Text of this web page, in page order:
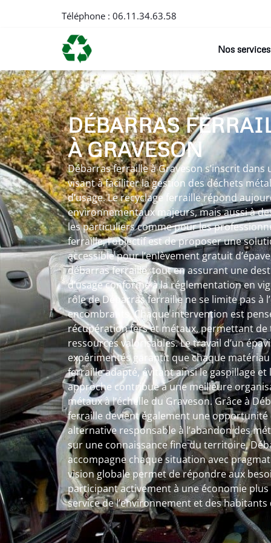
Téléphone : 06.11.34.63.58
Nos services
DÉBARRAS
À GRAVESON
Débarras ferraille à Graveson s’inscrit
visant à faciliter la gestion des déchets
d’usage. Le recyclage ferraille répond
environnementaux majeurs, mais aussi à
les particuliers comme pour les
ferraille, l’objectif est de proposer une
accessible pour l’enlèvement gratuit
débarras ferraille, tout en assurant une
d’usage conforme à la réglementation en
rôle de Débarras ferraille ne se limite pas à
encombrants. Chaque intervention est
récupération fers et métaux, permettant
ressources valorisables. Le travail d’un
expérimentés garantit que chaque
ferraille adapté, évitant ainsi le gaspillage et
approche contribue à une meilleure
métaux à l’échelle du Graveson. Grâce à
ferraille devient également une
alternative responsable à l’abandon des
sur une connaissance fine du territoire,
accompagne chaque situation avec
vision globale permet de répondre aux
participant activement à une économie
service de l’environnement et des habitants